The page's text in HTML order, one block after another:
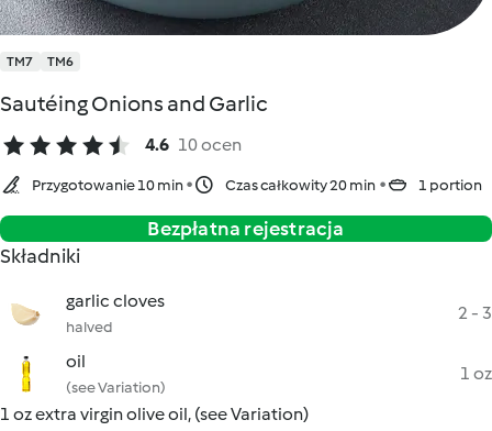
TM7 TM6
Sautéing Onions and Garlic
4.6 10 ocen
Przygotowanie 10 min Czas całkowity 20 min 1 portion
Bezpłatna rejestracja
Składniki
garlic cloves
halved
2 - 3
oil
(see Variation)
1 oz
1 oz extra virgin olive oil, (see Variation)